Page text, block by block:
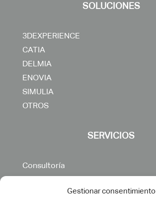
Gestionar consentimiento
SOLUCIONES
3DEXPERIENCE
CATIA
DELMIA
ENOVIA
SIMULIA
OTROS
SERVICIOS
Consultoría
Implementación PLM